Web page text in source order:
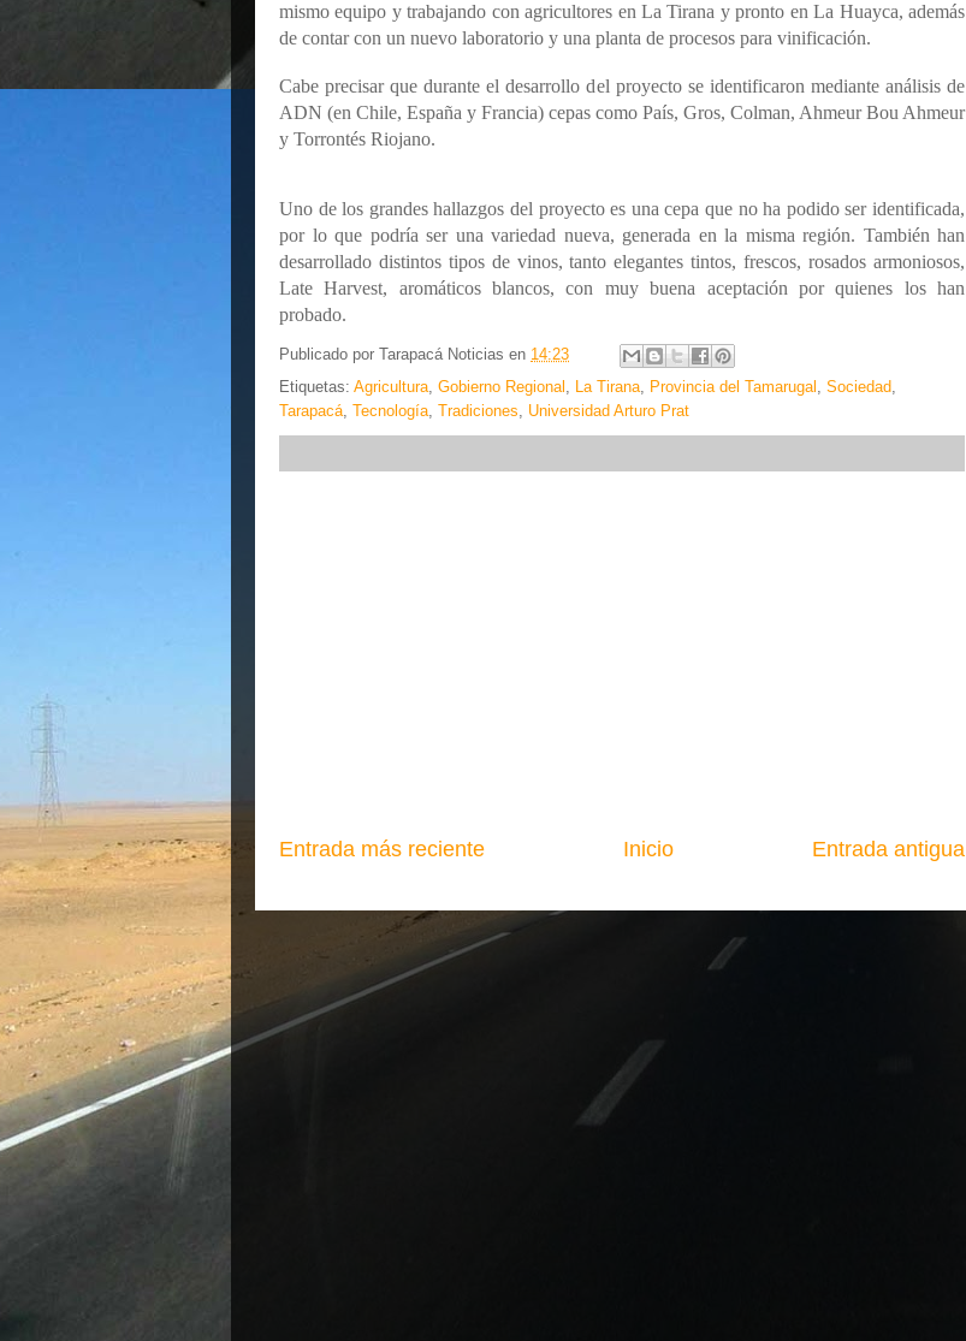
mismo equipo y trabajando con agricultores en La Tirana y pronto en La Huayca, además
de contar con un nuevo laboratorio y una planta de procesos para vinificación.
Cabe precisar que durante el desarrollo del proyecto se identificaron mediante análisis de
ADN (en Chile, España y Francia) cepas como País, Gros, Colman, Ahmeur Bou Ahmeur
y Torrontés Riojano.
Uno de los grandes hallazgos del proyecto es una cepa que no ha podido ser identificada,
por lo que podría ser una variedad nueva, generada en la misma región. También han
desarrollado distintos tipos de vinos, tanto elegantes tintos, frescos, rosados armoniosos,
Late Harvest, aromáticos blancos, con muy buena aceptación por quienes los han
probado.
Publicado por Tarapacá Noticias en 14:23
Etiquetas: Agricultura, Gobierno Regional , La Tirana, Provincia del Tamarugal , Sociedad,
Tarapacá, Tecnología, Tradiciones, Universidad Arturo Prat
Entrada más reciente Entrada antigua
Inicio